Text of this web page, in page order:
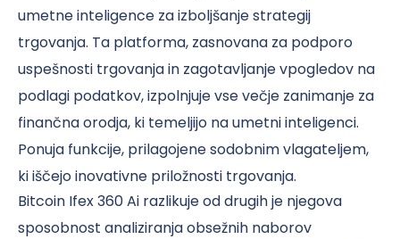
umetne inteligence za izboljšanje strategij
trgovanja. Ta platforma, zasnovana za podporo
uspešnosti trgovanja in zagotavljanje vpogledov na
podlagi podatkov, izpolnjuje vse večje zanimanje za
finančna orodja, ki temeljijo na umetni inteligenci.
Ponuja funkcije, prilagojene sodobnim vlagateljem,
ki iščejo inovativne priložnosti trgovanja.
Bitcoin Ifex 360 Ai razlikuje od drugih je njegova
sposobnost analiziranja obsežnih naborov